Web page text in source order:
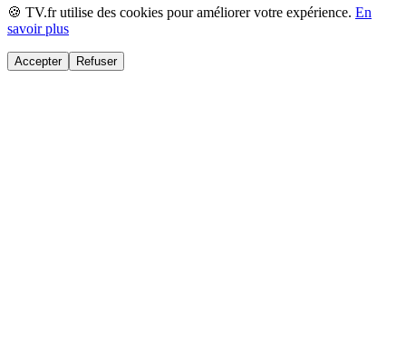
🍪 TV.fr utilise des cookies pour améliorer votre expérience. En
savoir plus
Accepter Refuser